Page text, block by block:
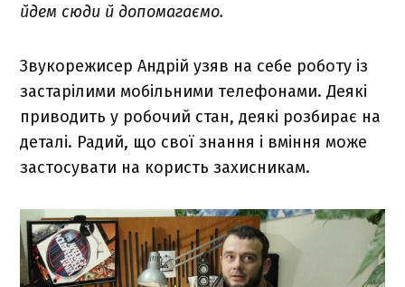
йдем сюди й допомагаємо.
Звукорежисер Андрій узяв на себе роботу із
застарілими мобільними телефонами. Деякі
приводить у робочий стан, деякі розбирає на
деталі. Радий, що свої знання і вміння може
застосувати на користь захисникам.